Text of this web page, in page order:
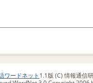
ワードネット 1.1版 (C) 情報通信